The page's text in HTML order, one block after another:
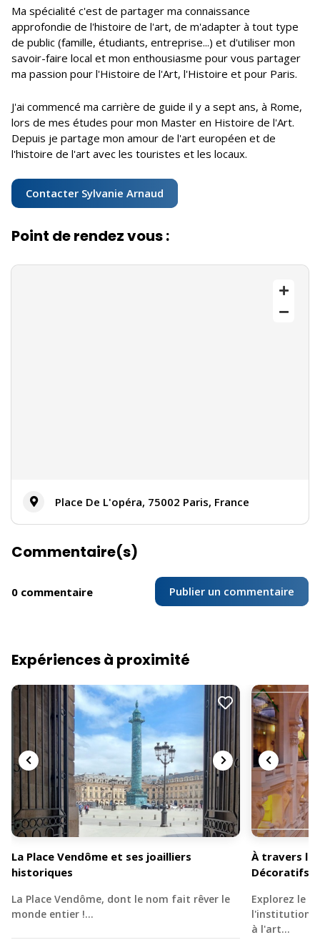
Ma spécialité c'est de partager ma connaissance
approfondie de l'histoire de l'art, de m'adapter à tout type
de public (famille, étudiants, entreprise...) et d'utiliser mon
savoir-faire local et mon enthousiasme pour vous partager
ma passion pour l'Histoire de l'Art, l'Histoire et pour Paris.
J'ai commencé ma carrière de guide il y a sept ans, à Rome,
lors de mes études pour mon Master en Histoire de l'Art.
Depuis je partage mon amour de l'art européen et de
l'histoire de l'art avec les touristes et les locaux.
Contacter Sylvanie Arnaud
Point de rendez vous :
Place De L'opéra, 75002 Paris, France
Commentaire(s)
0 commentaire Publier un commentaire
Expériences à proximité
La Place Vendôme et ses joailliers
historiques
La Place Vendôme, dont le nom fait rêver le
monde entier !…
À travers le
Décoratifs
Explorez le
l'institution
à l'art…